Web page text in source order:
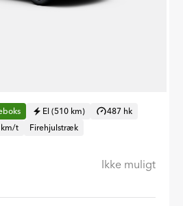
El (510 km)
487 hk
t Firehjulstræk
Ikke muligt